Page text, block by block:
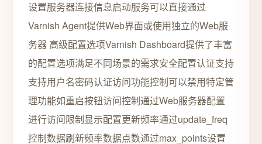
设置服务器连接信息启动服务可以直接通过
Varnish Agent提供Web界面或使用独立的Web服
务器 高级配置选项Varnish Dashboard提供了丰富
的配置选项满足不同场景的需求安全配置认证支持
支持用户名密码认证访问功能控制可以禁用特定管
理功能如重启按钮访问控制通过Web服务器配置
进行访问限制显示配置更新频率通过update_freq
控制数据刷新频率数据点数通过max_points设置